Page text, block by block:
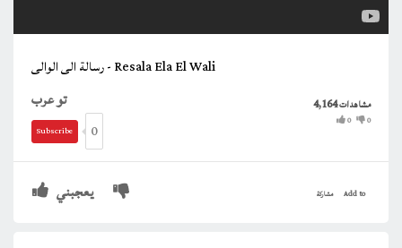
رسالة الى الوالى - Resala Ela El Wali
تو عرب
Subscribe 0
4,164مشاهدات
0 0
يعجبني Add to مشاركة